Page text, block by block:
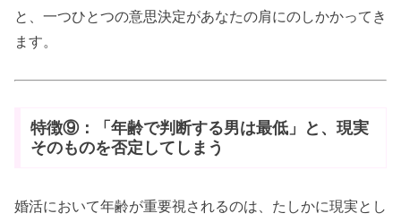
と、一つひとつの意思決定があなたの肩にのしかかってき
ます。
特徴⑨：「年齢で判断する男は最低」と、現実
そのものを否定してしまう
婚活において年齢が重要視されるのは、たしかに現実とし